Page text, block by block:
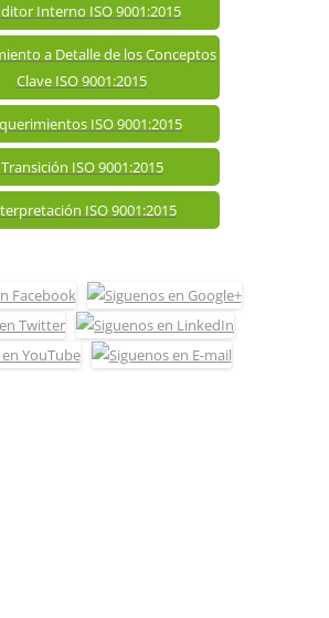
Interno ISO 9001:2015
a Detalle de los Conceptos
Clave ISO 9001:2015
ISO 9001:2015
Transición ISO 9001:2015
ISO 9001:2015